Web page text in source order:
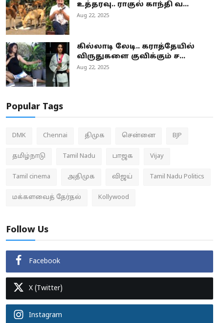
உத்தரவு.. ராகுல் காந்தி வ...
Aug 22, 2025
கில்லாடி லேடி.. கராத்தேயில்
விருதுகளை குவிக்கும் ச...
Aug 22, 2025
Popular Tags
DMK Chennai திமுக சென்னை BJP
தமிழ்நாடு Tamil Nadu பாஜக Vijay
Tamil cinema அதிமுக விஜய் Tamil Nadu Politics
மக்களவைத் தேர்தல் Kollywood
Follow Us
Facebook
X (Twitter)
Instagram